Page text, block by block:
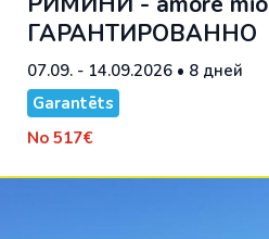
ГАРАНТИРОВАННО
07.09. - 14.09.2026 • 8 дней
Garantēts
No 517€